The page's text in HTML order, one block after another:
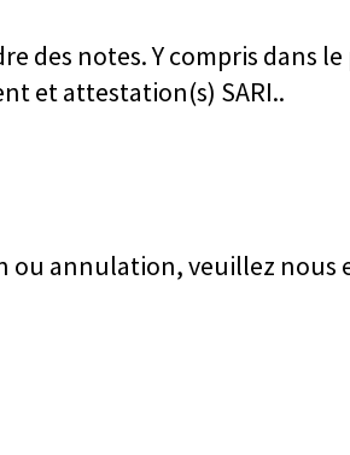
des notes. Y compris dans
et attestation(s) SARI..
ou annulation, veuillez nous